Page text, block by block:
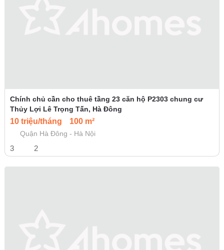
Chính chủ cần cho thuê tầng 23 căn hộ P2303 chung cư
Thủy Lợi Lê Trọng Tấn, Hà Đông
10 triệu/tháng 100 m²
Quận Hà Đông - Hà Nội
3 2